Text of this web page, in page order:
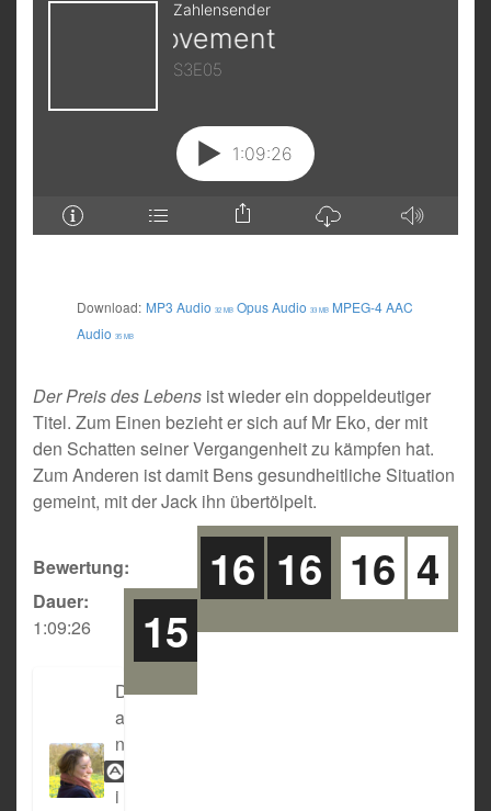
Download: MP3 Audio 32 MB Opus Audio 33 MB MPEG-4 AAC
Audio 35 MB
Der Preis des Lebens ist wieder ein doppeldeutiger
Titel. Zum Einen bezieht er sich auf Mr Eko, der mit
den Schatten seiner Vergangenheit zu kämpfen hat.
Zum Anderen ist damit Bens gesundheitliche Situation
gemeint, mit der Jack ihn übertölpelt.
Bewertung: 4
16
16
16
15
Dauer:
1:09:26
D
a
n
n
i